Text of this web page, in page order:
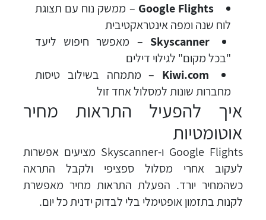
Google Flights – ממשק נוח עם תצוגת
לוח שנה ומפה אינטראקטיבית
Skyscanner – מאפשר חיפוש ליעד
"בכל מקום" לגילוי דילים
Kiwi.com – מתמחה בשילוב טיסות
מחברות שונות למסלול אחד זול
איך להפעיל התראות מחיר
אוטומטיות
Google Flights ו-Skyscanner מציעים אפשרות
לעקוב אחרי מסלול ספציפי ולקבל התראה
כשהמחיר יורד. הפעלת התראות מחיר מאפשרת
לקנות בתזמון אופטימלי בלי לבדוק ידנית כל יום.